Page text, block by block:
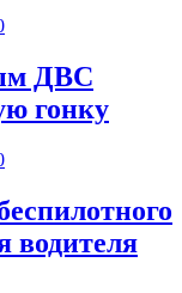
ДВС
гонку
водителя